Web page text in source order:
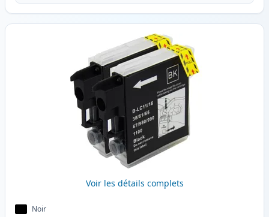
Voir les détails complets
Noir